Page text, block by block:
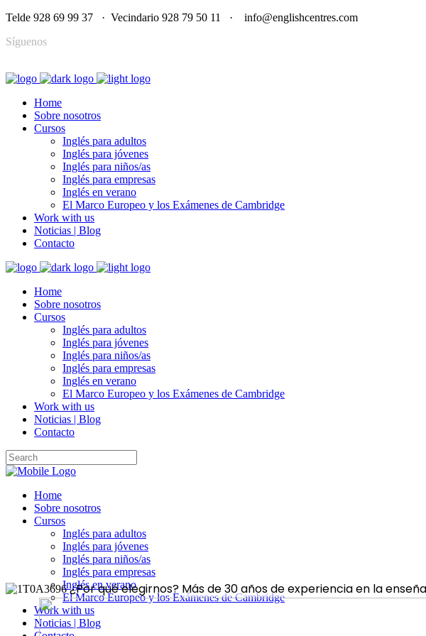
Telde 928 69 99 37 · Vecindario 928 79 50 11 · info@englishcentres.com
Síguenos
Home
Sobre nosotros
Cursos
Inglés para adultos
Inglés para jóvenes
Inglés para niños/as
Inglés para empresas
Inglés en verano
El Marco Europeo y los Exámenes de Cambridge
Work with us
Noticias | Blog
Contacto
Home
Sobre nosotros
Cursos
Inglés para adultos
Inglés para jóvenes
Inglés para niños/as
Inglés para empresas
Inglés en verano
El Marco Europeo y los Exámenes de Cambridge
Work with us
Noticias | Blog
Contacto
Home
Sobre nosotros
Cursos
Inglés para adultos
Inglés para jóvenes
Inglés para niños/as
Inglés para empresas
Inglés en verano
El Marco Europeo y los Exámenes de Cambridge
Work with us
Noticias | Blog
¿Por qué elegirnos? Más de 30 años de experiencia en la